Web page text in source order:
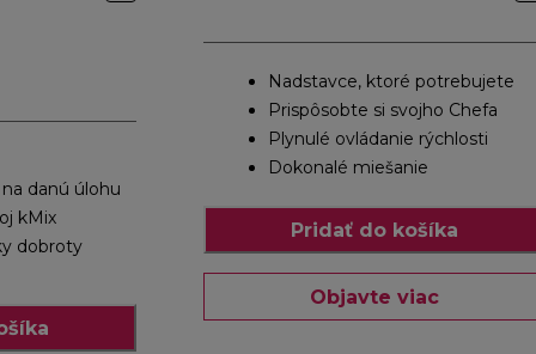
danú úlohu
kMix
dobroty
Nadstavce, ktoré potrebujete
Prispôsobte si svojho Chefa
Plynulé ovládanie rýchlosti
Dokonalé miešanie
Pridať do košíka
Objavte viac